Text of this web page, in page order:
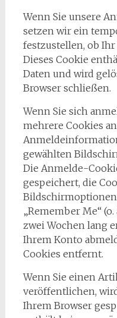
Wenn Sie unsere
setzen wir ein
festzustellen, ob Ihr
Dieses Cookie
Daten und wird
Browser schließen.
Wenn Sie sich
mehrere Cookies
gewählten
Die Anmelde-
gespeichert, die
Bildschirmoptionen
„Remember Me“
zwei Wochen lang
Ihrem Konto
Cookies entfernt.
Wenn Sie einen
veröffentlichen,
Ihrem Browser